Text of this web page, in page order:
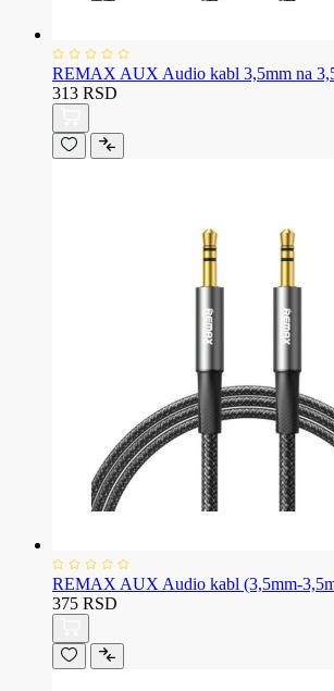
REMAX AUX Audio kabl 3,5mm na
313 RSD
REMAX AUX Audio kabl (3,5mm-
375 RSD